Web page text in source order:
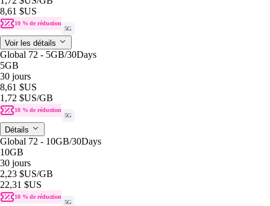
8,61 $US
10 % de réduction
5G
Voir les détails
Global 72 - 5GB/30Days
5GB
30 jours
8,61 $US
1,72 $US/GB
10 % de réduction
5G
Détails
Global 72 - 10GB/30Days
10GB
30 jours
2,23 $US/GB
22,31 $US
10 % de réduction
5G